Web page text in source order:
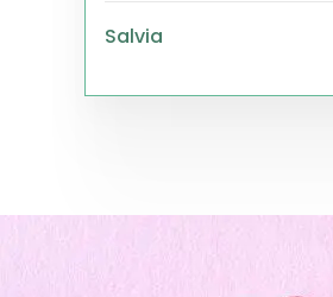
Salvia